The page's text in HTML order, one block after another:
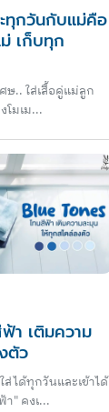
ทุกวันกับแม่คือ
เก็บทุก
.. ใส่เสื้อคู่แม่ลูก
มนต์สำคัญ บางโมเม...
า เติมความ
ตัว
ได้ทุกวันและเข้าได้
" คงเ...